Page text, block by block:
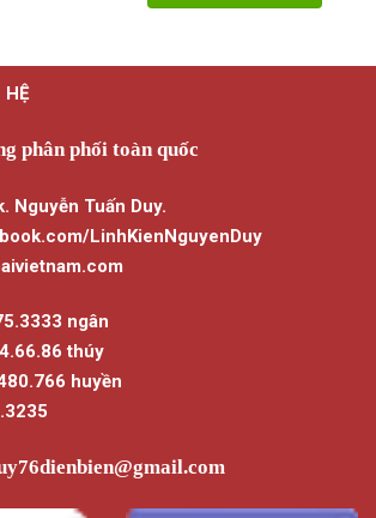
HỆ
phân phối toàn quốc
Nguyễn Tuấn Duy.
LinhKienNguyenDuy
ngân
thúy
huyền